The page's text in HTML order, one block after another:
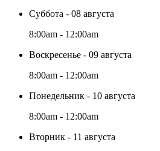
Суббота - 08 августа
8:00am - 12:00am
Воскресенье - 09 августа
8:00am - 12:00am
Понедельник - 10 августа
8:00am - 12:00am
Вторник - 11 августа